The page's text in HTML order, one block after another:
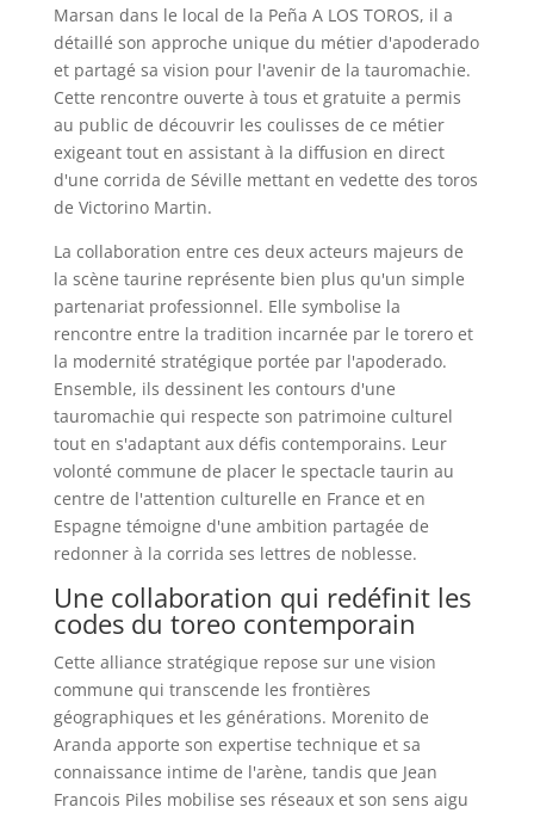
Marsan dans le local de la Peña A LOS TOROS, il a
détaillé son approche unique du métier d'apoderado
et partagé sa vision pour l'avenir de la tauromachie.
Cette rencontre ouverte à tous et gratuite a permis
au public de découvrir les coulisses de ce métier
exigeant tout en assistant à la diffusion en direct
d'une corrida de Séville mettant en vedette des toros
de Victorino Martin.
La collaboration entre ces deux acteurs majeurs de
la scène taurine représente bien plus qu'un simple
partenariat professionnel. Elle symbolise la
rencontre entre la tradition incarnée par le torero et
la modernité stratégique portée par l'apoderado.
Ensemble, ils dessinent les contours d'une
tauromachie qui respecte son patrimoine culturel
tout en s'adaptant aux défis contemporains. Leur
volonté commune de placer le spectacle taurin au
centre de l'attention culturelle en France et en
Espagne témoigne d'une ambition partagée de
redonner à la corrida ses lettres de noblesse.
Une collaboration qui redéfinit les
codes du toreo contemporain
Cette alliance stratégique repose sur une vision
commune qui transcende les frontières
géographiques et les générations. Morenito de
Aranda apporte son expertise technique et sa
connaissance intime de l'arène, tandis que Jean
Francois Piles mobilise ses réseaux et son sens aigu